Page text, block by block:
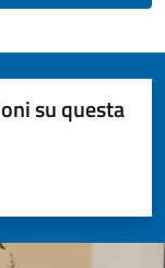
su questa